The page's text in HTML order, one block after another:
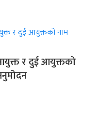
र दुई आयुक्तको